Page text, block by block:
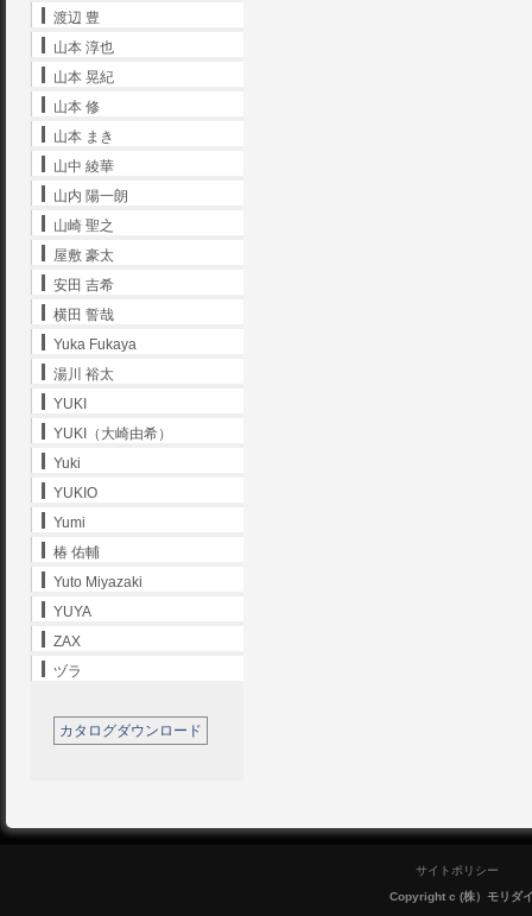
渡辺 豊
山本 淳也
山本 晃紀
山本 修
山本 まき
山中 綾華
山内 陽一朗
山崎 聖之
屋敷 豪太
安田 吉希
横田 誓哉
Yuka Fukaya
湯川 裕太
YUKI
YUKI（大崎由希）
Yuki
YUKIO
Yumi
椿 佑輔
Yuto Miyazaki
YUYA
ZAX
ヅラ
カタログダウンロード
サイトポリシー
Copyright c (株）モリダ